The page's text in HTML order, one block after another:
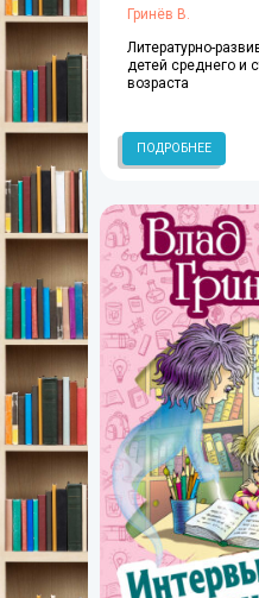
Гринёв В.
Литературно-
детей среднего и
возраста
ПОДРОБНЕЕ